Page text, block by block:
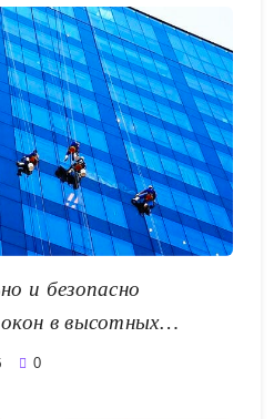
и безопасно
в высотных
0